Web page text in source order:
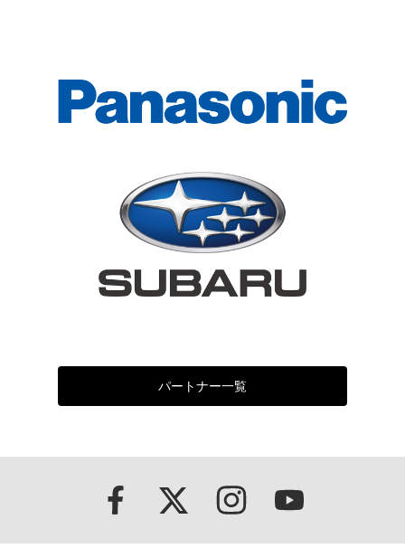
パートナー一覧